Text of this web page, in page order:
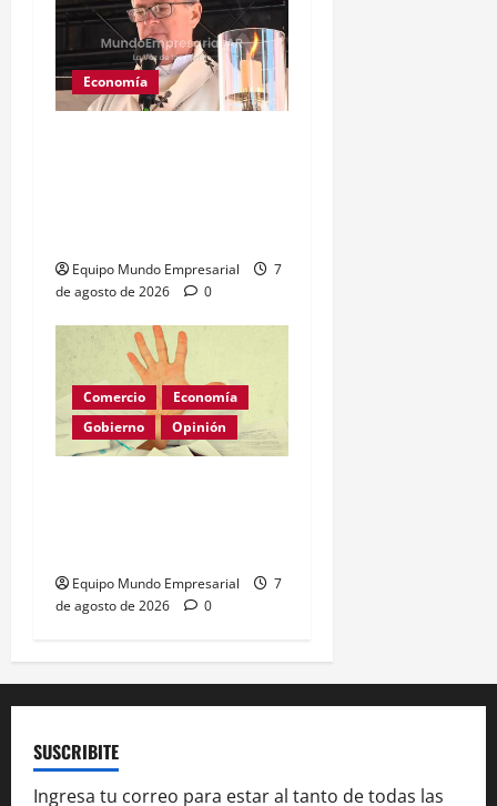
Economía
Equipo Mundo Empresarial
7
de agosto de 2026
0
Comercio
Economía
Gobierno
Opinión
Equipo Mundo Empresarial
7
de agosto de 2026
0
SUSCRIBITE
Ingresa tu correo para estar al tanto de todas las